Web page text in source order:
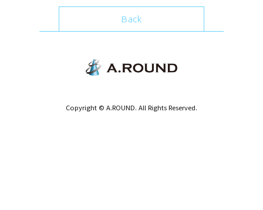
Back
Copyright © A.ROUND. All Rights Reserved.